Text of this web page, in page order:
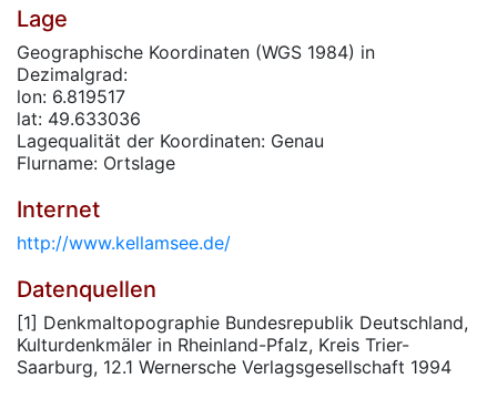
Lage
Geographische Koordinaten (WGS 1984) in
Dezimalgrad:
lon: 6.819517
lat: 49.633036
Lagequalität der Koordinaten: Genau
Flurname: Ortslage
Internet
http://www.kellamsee.de/
Datenquellen
[1] Denkmaltopographie Bundesrepublik Deutschland,
Kulturdenkmäler in Rheinland-Pfalz, Kreis Trier-
Saarburg, 12.1 Wernersche Verlagsgesellschaft 1994